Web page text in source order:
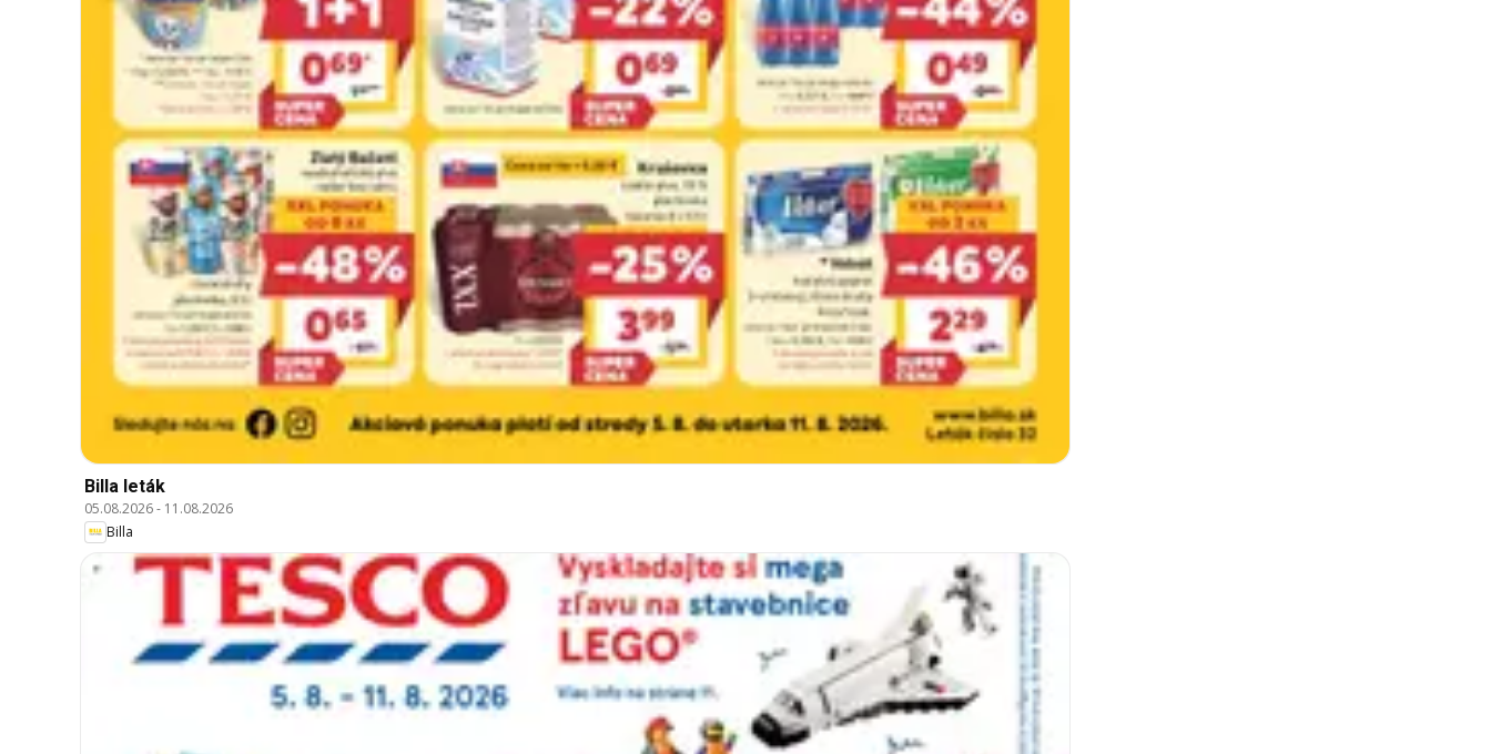
Billa leták
05.08.2026- 11.08.2026
Billa